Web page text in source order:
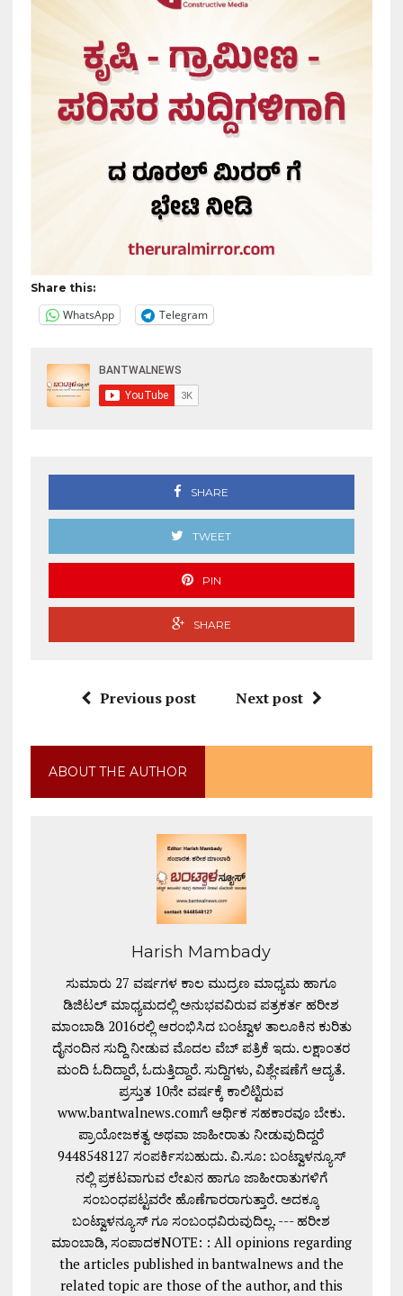
Share this:
WhatsApp Telegram
SHARE
TWEET
PIN
SHARE
Previous post Next post
ABOUT THE AUTHOR
Harish Mambady
ಸುಮಾರು 27 ವರ್ಷಗಳ ಕಾಲ ಮುದ್ರಣ ಮಾಧ್ಯಮ ಹಾಗೂ
ಡಿಜಿಟಲ್ ಮಾಧ್ಯಮದಲ್ಲಿ ಅನುಭವವಿರುವ ಪತ್ರಕರ್ತ ಹರೀಶ
ಮಾಂಬಾಡಿ 2016ರಲ್ಲಿ ಆರಂಭಿಸಿದ ಬಂಟ್ವಾಳ ತಾಲೂಕಿನ ಕುರಿತು
ದೈನಂದಿನ ಸುದ್ದಿ ನೀಡುವ ಮೊದಲ ವೆಬ್ ಪತ್ರಿಕೆ ಇದು. ಲಕ್ಷಾಂತರ
ಮಂದಿ ಓದಿದ್ದಾರೆ, ಓದುತ್ತಿದ್ದಾರೆ. ಸುದ್ದಿಗಳು, ವಿಶ್ಲೇಷಣೆಗೆ ಆದ್ಯತೆ.
ಪ್ರಸ್ತುತ 10ನೇ ವರ್ಷಕ್ಕೆ ಕಾಲಿಟ್ಟಿರುವ
www.bantwalnews.comಗೆ ಆರ್ಥಿಕ ಸಹಕಾರವೂ ಬೇಕು.
ಪ್ರಾಯೋಜಕತ್ವ ಅಥವಾ ಜಾಹೀರಾತು ನೀಡುವುದಿದ್ದರೆ
9448548127 ಸಂಪರ್ಕಿಸಬಹುದು. ವಿ.ಸೂ: ಬಂಟ್ವಾಳನ್ಯೂಸ್
ನಲ್ಲಿ ಪ್ರಕಟವಾಗುವ ಲೇಖನ ಹಾಗೂ ಜಾಹೀರಾತುಗಳಿಗೆ
ಸಂಬಂಧಪಟ್ಟವರೇ ಹೊಣೆಗಾರರಾಗುತ್ತಾರೆ. ಅದಕ್ಕೂ
ಬಂಟ್ವಾಳನ್ಯೂಸ್ ಗೂ ಸಂಬಂಧವಿರುವುದಿಲ್ಲ. --- ಹರೀಶ
ಮಾಂಬಾಡಿ, ಸಂಪಾದಕNOTE: : All opinions regarding
the articles published in bantwalnews and the
related topic are those of the author, and this